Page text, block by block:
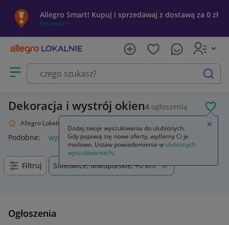
Allegro Smart! Kupuj i sprzedawaj z dostawą za 0 zł
Sprawdź »
Otwórz menu z kategoriami
szukaj
Dekoracja i wystrój okien4 ogłoszenia
Allegro Lokalnie
Podobne: wystrój okien lart wystrój okien
Filtruj Sułkowice, Małopolskie, +0 km
Ogłoszenia
Dodaj swoje wyszukiwania do ulubionych.
Gdy pojawią się nowe oferty, wyślemy Ci je
mailowo. Ustaw powiadomienia w ulubionych
wyszukiwaniach.